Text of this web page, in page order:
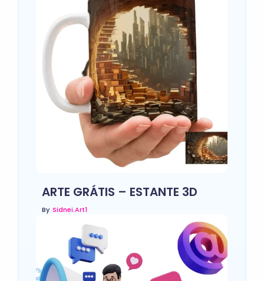
ARTE GRÁTIS – ESTANTE 3D
By Sidnei.art1